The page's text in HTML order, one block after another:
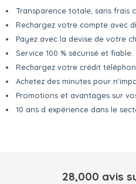
Transparence totale, sans frais
Rechargez votre compte avec
Payez avec la devise de votre
Service 100 % sécurisé et fiable.
Rechargez votre crédit
Achetez des minutes pour
Promotions et avantages sur
10 ans d expérience dans le
28,000 avis